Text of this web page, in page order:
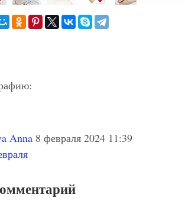
Anna 8 февраля 2024 11:39